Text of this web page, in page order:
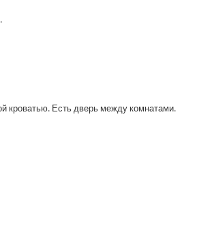
кроватью. Есть дверь между комнатами.